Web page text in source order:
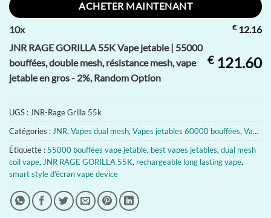
ACHETER MAINTENANT
10x €12.16
JNR RAGE GORILLA 55K Vape jetable | 55000
bouffées, double mesh, résistance mesh, vape
jetable en gros - 2%, Random Option
€121.60
UGS : JNR-Rage Grilla 55k
Catégories : JNR, Vapes dual mesh, Vapes jetables 60000 bouffées, Vapes jetables rechargeables pas chères
Étiquette : 55000 bouffées vape jetable, best vapes jetables, dual mesh
coil vape, JNR RAGE GORILLA 55K, rechargeable long lasting vape,
smart style d’écran vape device